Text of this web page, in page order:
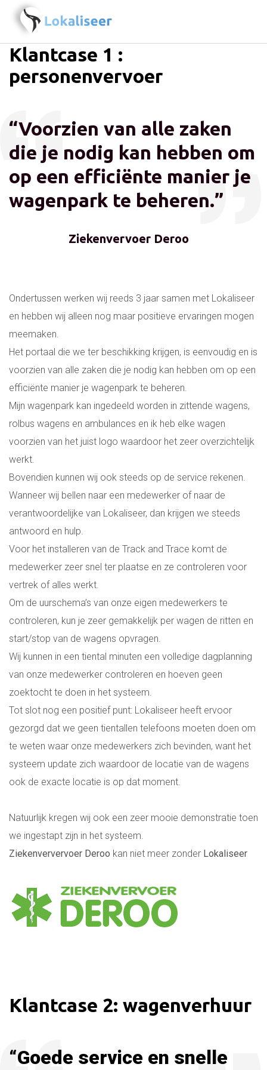
Klantcase 1 :
personenvervoer
“Voorzien van alle zaken
die je nodig kan hebben om
op een efficiënte manier je
wagenpark te beheren.”
Ziekenvervoer Deroo
Ondertussen werken wij reeds 3 jaar samen met Lokaliseer
en hebben wij alleen nog maar positieve ervaringen mogen
meemaken.
Het portaal die we ter beschikking krijgen, is eenvoudig en is
voorzien van alle zaken die je nodig kan hebben om op een
efficiënte manier je wagenpark te beheren.
Mijn wagenpark kan ingedeeld worden in zittende wagens,
rolbus wagens en ambulances en ik heb elke wagen
voorzien van het juist logo waardoor het zeer overzichtelijk
werkt.
Bovendien kunnen wij ook steeds op de service rekenen.
Wanneer wij bellen naar een medewerker of naar de
verantwoordelijke van Lokaliseer, dan krijgen we steeds
antwoord en hulp.
Voor het installeren van de Track and Trace komt de
medewerker zeer snel ter plaatse en ze controleren voor
vertrek of alles werkt.
Om de uurschema’s van onze eigen medewerkers te
controleren, kun je zeer gemakkelijk per wagen de ritten en
start/stop van de wagens opvragen.
Wij kunnen in een tiental minuten een volledige dagplanning
van onze medewerker controleren en hoeven geen
zoektocht te doen in het systeem.
Tot slot nog een positief punt: Lokaliseer heeft ervoor
gezorgd dat we geen tientallen telefoons moeten doen om
te weten waar onze medewerkers zich bevinden, want het
systeem update zich waardoor de locatie van de wagens
ook de exacte locatie is op dat moment.
Natuurlijk kregen wij ook een zeer mooie demonstratie toen
we ingestapt zijn in het systeem.
Ziekenververvoer Deroo kan niet meer zonder Lokaliseer
Klantcase 2: wagenverhuur
“Goede service en snelle